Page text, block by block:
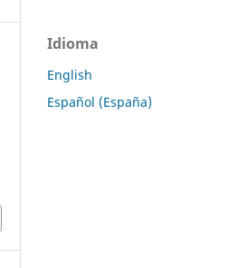
Idioma
English
Español (España)